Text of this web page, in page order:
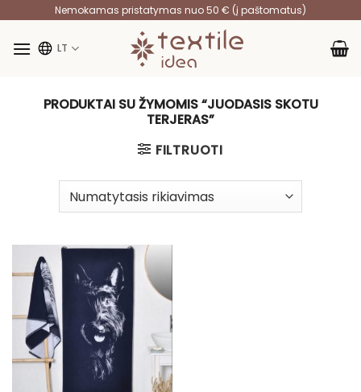
content
Nemokamas pristatymas nuo 50 € (į paštomatus)
LT
PRODUKTAI SU ŽYMOMIS “JUODASIS SKOTU
TERJERAS”
FILTRUOTI